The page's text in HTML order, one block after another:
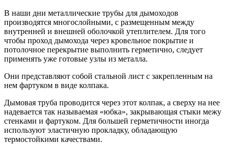
В наши дни металлические трубы для дымоходов
производятся многослойными, с размещенным между
внутренней и внешней оболочкой утеплителем. Для того
чтобы проход дымохода через кровельное покрытие и
потолочное перекрытие выполнить герметично, следует
применять уже готовые узлы из металла.
Они представляют собой стальной лист с закрепленным на
нем фартуком в виде колпака.
Дымовая труба проводится через этот колпак, а сверху на нее
надевается так называемая «юбка», закрывающая стыки межу
стенками и фартуком. Для большей герметичности иногда
используют эластичную прокладку, обладающую
термостойкими качествами.